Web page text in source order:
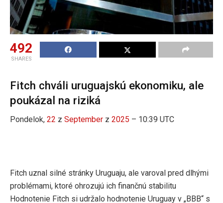
492
SHARES
Fitch chváli uruguajskú ekonomiku, ale
poukázal na riziká
Pondelok, 22 z September z 2025 – 10:39 UTC
Fitch uznal silné stránky Uruguaju, ale varoval pred dlhými
problémami, ktoré ohrozujú ich finančnú stabilitu
Hodnotenie Fitch si udržalo hodnotenie Uruguay v „BBB“ s